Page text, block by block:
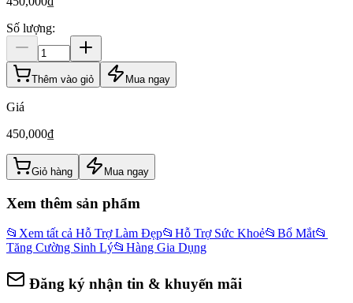
Số lượng:
Thêm vào giỏ Mua ngay
Giá
450,000₫
Giỏ hàng Mua ngay
Xem thêm sản phẩm
📂 Xem tất cả Hỗ Trợ Làm Đẹp📂 Hỗ Trợ Sức Khoẻ📂 Bổ Mắt📂
Tăng Cường Sinh Lý📂 Hàng Gia Dụng
Đăng ký nhận tin & khuyến mãi